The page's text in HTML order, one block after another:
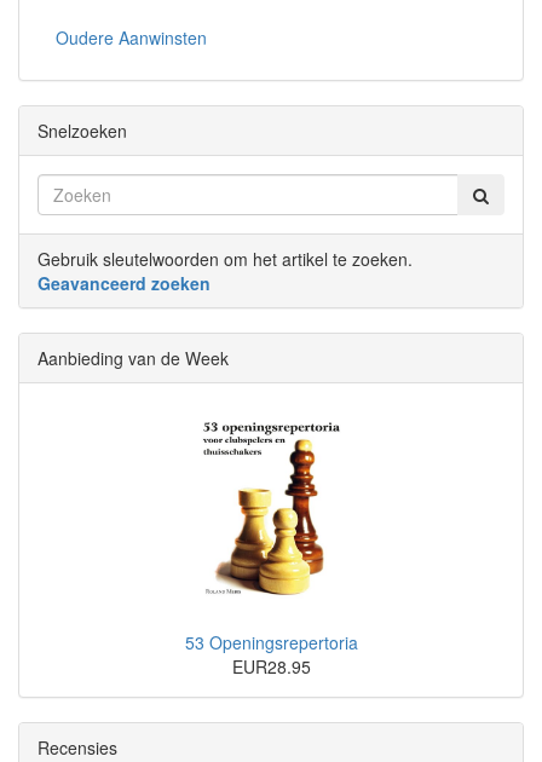
Oudere Aanwinsten
Snelzoeken
Gebruik sleutelwoorden om het artikel te zoeken.
Geavanceerd zoeken
Aanbieding van de Week
53 Openingsrepertoria
EUR28.95
Recensies